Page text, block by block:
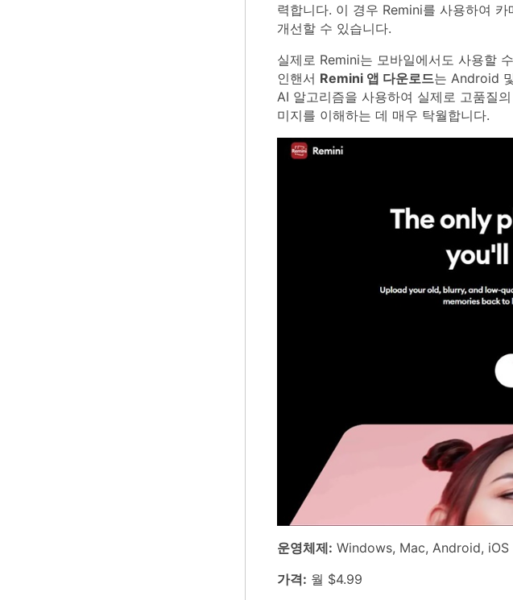
력합니다. 이 경우 Remini를 사용하여
개선할 수 있습니다.
실제로 Remini는 모바일에서도 사용할
인핸서 Remini 앱 다운로드는 Android
AI 알고리즘을 사용하여 실제로 고품질
미지를 이해하는 데 매우 탁월합니다.
운영체제: Windows, Mac, Android, iOS
가격: 월 $4.99